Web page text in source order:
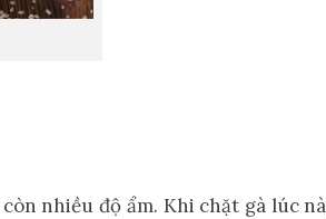
nhiều độ ẩm. Khi chặt gà lúc